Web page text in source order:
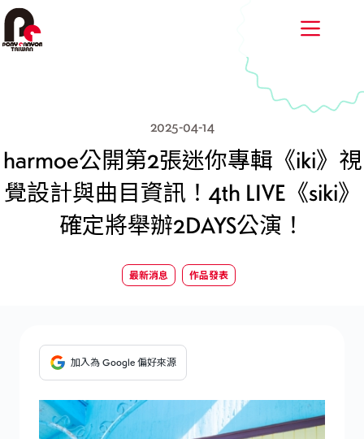
跳
至
主
2025-04-14
harmoe公開第2張迷你專輯《iki》視
覺設計與曲目資訊！4th LIVE《siki》
確定將舉辦2DAYS公演！
最新消息 作品發表
加入為 Google 偏好來源